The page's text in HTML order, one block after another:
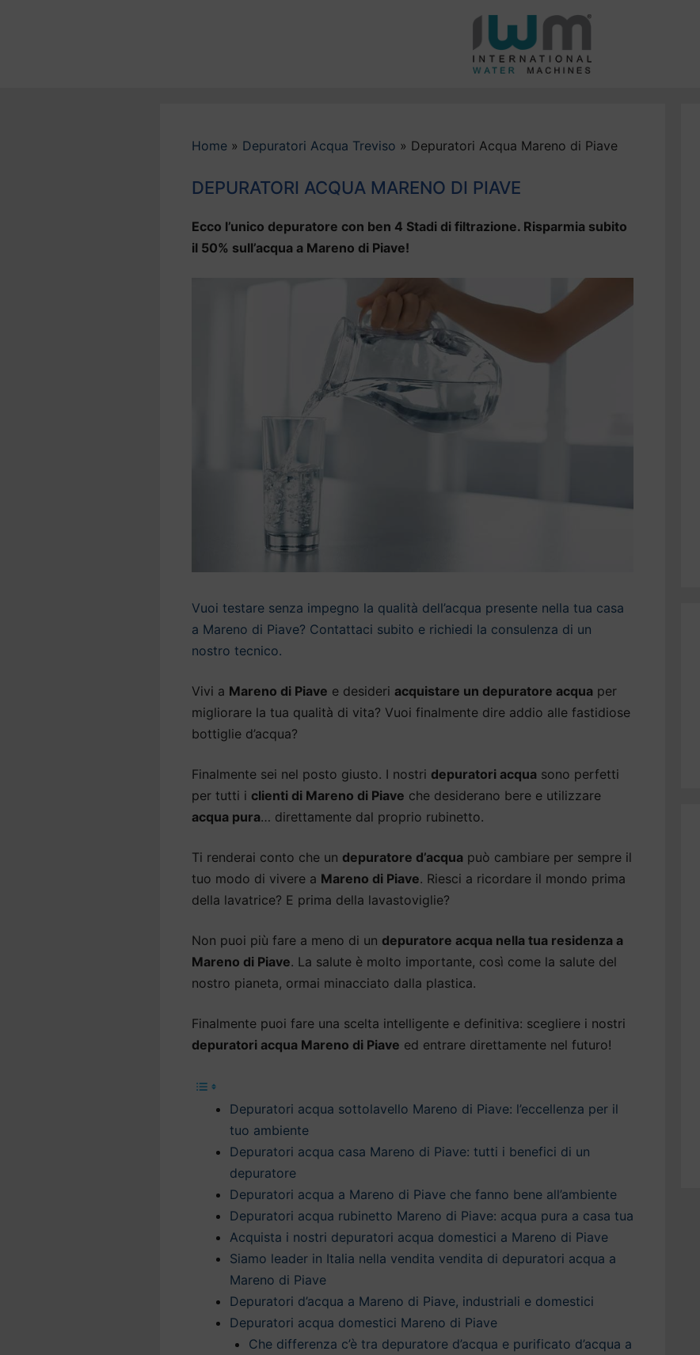
Home » Depuratori Acqua Treviso » Depuratori Acqua Mareno di Piave
DEPURATORI ACQUA MARENO DI PIAVE
Ecco l’unico depuratore con ben 4 Stadi di filtrazione. Risparmia subito
il 50% sull’acqua a Mareno di Piave!
Vuoi testare senza impegno la qualità dell’acqua presente nella tua casa
a Mareno di Piave? Contattaci subito e richiedi la consulenza di un
nostro tecnico.
Vivi a Mareno di Piave e desideri acquistare un depuratore acqua per
migliorare la tua qualità di vita? Vuoi finalmente dire addio alle fastidiose
bottiglie d’acqua?
Finalmente sei nel posto giusto. I nostri depuratori acqua sono perfetti
per tutti i clienti di Mareno di Piave che desiderano bere e utilizzare
acqua pura… direttamente dal proprio rubinetto.
Ti renderai conto che un depuratore d’acqua può cambiare per sempre il
tuo modo di vivere a Mareno di Piave. Riesci a ricordare il mondo prima
della lavatrice? E prima della lavastoviglie?
Non puoi più fare a meno di un depuratore acqua nella tua residenza a
Mareno di Piave. La salute è molto importante, così come la salute del
nostro pianeta, ormai minacciato dalla plastica.
Finalmente puoi fare una scelta intelligente e definitiva: scegliere i nostri
depuratori acqua Mareno di Piave ed entrare direttamente nel futuro!
Depuratori acqua sottolavello Mareno di Piave: l’eccellenza per il
tuo ambiente
Depuratori acqua casa Mareno di Piave: tutti i benefici di un
depuratore
Depuratori acqua a Mareno di Piave che fanno bene all’ambiente
Depuratori acqua rubinetto Mareno di Piave: acqua pura a casa tua
Acquista i nostri depuratori acqua domestici a Mareno di Piave
Siamo leader in Italia nella vendita vendita di depuratori acqua a
Mareno di Piave
Depuratori d’acqua a Mareno di Piave, industriali e domestici
Depuratori acqua domestici Mareno di Piave
Che differenza c’è tra depuratore d’acqua e purificato d’acqua a